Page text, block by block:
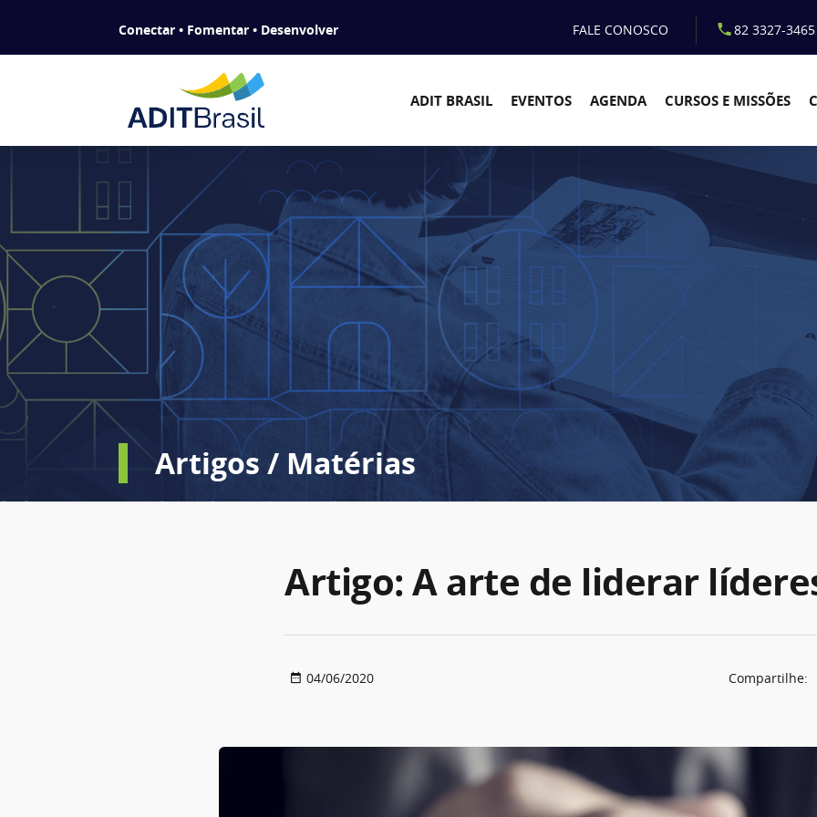
Conectar • Fomentar • Desenvolver FALE CONOSCO 82 3327-3465
ADIT BRASIL EVENTOS AGENDA CURSOS E MISSÕES
Artigos / Matérias
Artigo: A arte de liderar
04/06/2020 Compartilhe: